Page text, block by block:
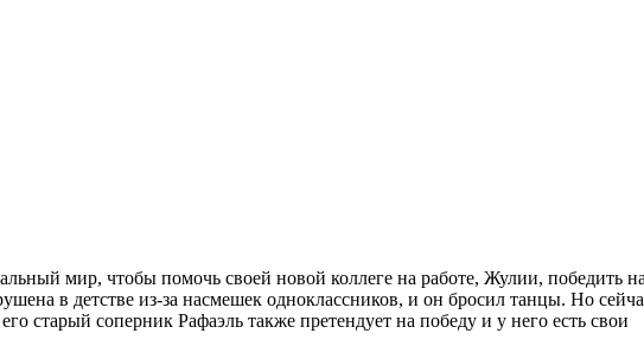
мир, чтобы помочь своей новой коллеге на работе, Жулии, победить
в детстве из-за насмешек одноклассников, и он бросил танцы. Но
старый соперник Рафаэль также претендует на победу и у него есть свои